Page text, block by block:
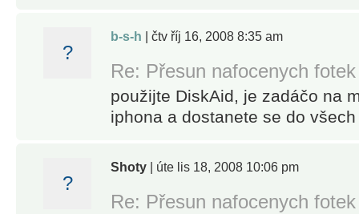
?
b-s-h | čtv říj 16, 2008 8:35 am
Re: Přesun nafocenych
použijte DiskAid, je zadáčo na
iphona a dostanete se do
?
Shoty | úte lis 18, 2008 10:06 pm
Re: Přesun nafocenych